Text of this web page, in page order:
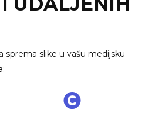
sprema slike u vašu medijsku